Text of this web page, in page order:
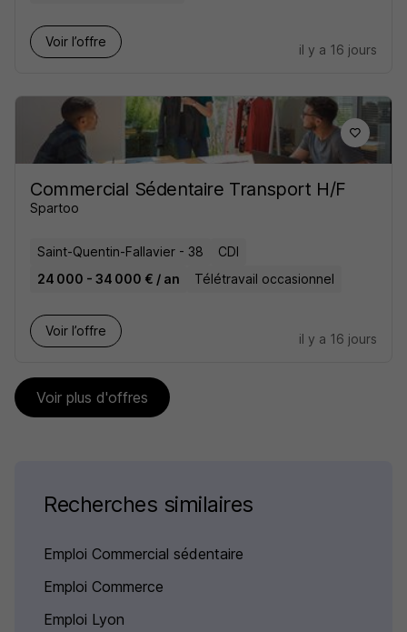
Voir l’offre
il y a 16 jours
Commercial Sédentaire Transport H/F
Spartoo
Saint-Quentin-Fallavier - 38
CDI
24 000 - 34 000 € / an
Télétravail occasionnel
Voir l’offre
il y a 16 jours
Voir plus d'offres
Recherches similaires
Emploi Commercial sédentaire
Emploi Commerce
Emploi Lyon